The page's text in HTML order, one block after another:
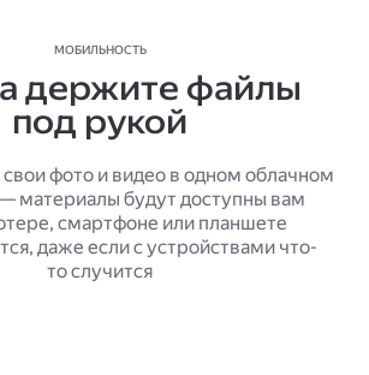
МОБИЛЬНОСТЬ
держите файлы
под рукой
фото и видео в одном облачном
материалы будут доступны вам
смартфоне или планшете
даже если с устройствами что-
то случится